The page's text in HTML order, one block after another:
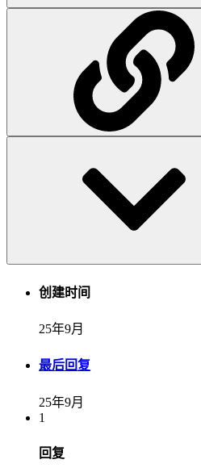
创建时间
25年9月
最后回复
25年9月
1
回复